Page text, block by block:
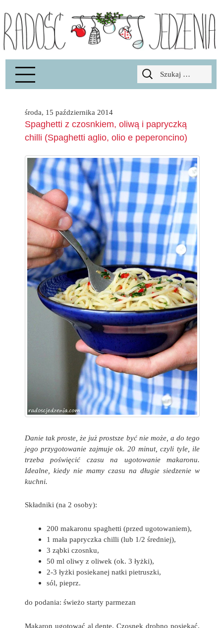
Radość Jedzenia – blog kulinarny
Szukaj:
środa, 15 października 2014
Spaghetti z czosnkiem, oliwą i papryczką
chilli (Spaghetti aglio, olio e peperoncino)
Danie tak proste, że już prostsze być nie może, a do tego
jego przygotowanie zajmuje ok. 20 minut, czyli tyle, ile
trzeba poświęcić czasu na ugotowanie makaronu.
Idealne, kiedy nie mamy czasu na długie siedzenie w
kuchni.
Składniki (na 2 osoby):
200 makaronu spaghetti (przed ugotowaniem),
1 mała papryczka chilli (lub 1/2 średniej),
3 ząbki czosnku,
50 ml oliwy z oliwek (ok. 3 łyżki),
2-3 łyżki posiekanej natki pietruszki,
sól, pieprz.
do podania: świeżo starty parmezan
Makaron ugotować al dente. Czosnek drobno posiekać.